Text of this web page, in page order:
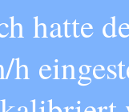
hatte